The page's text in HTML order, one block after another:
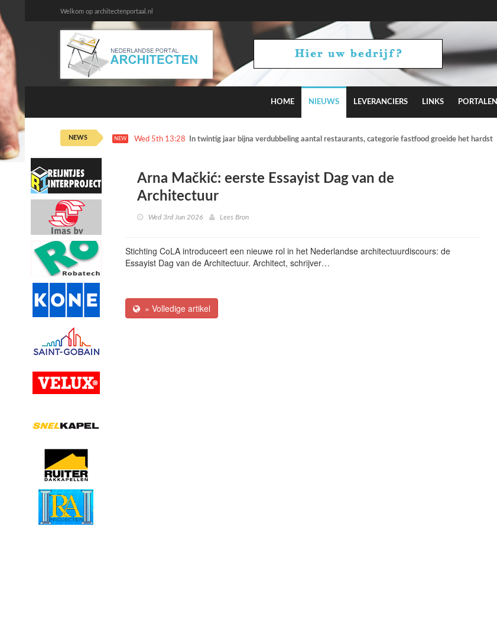
Welkom op architectenportaal.nl
HOME NIEUWS LEVERANCIERS LINKS PORTALEN
NEWS NEW Wed 5th 13:28 In twintig jaar bijna verdubbeling aantal restaurants, categorie fastfood groeide het hardst
Arna Mačkić: eerste Essayist Dag van de
Architectuur
Wed 3rd Jun 2026 Lees Bron
Stichting CoLA introduceert een nieuwe rol in het Nederlandse architectuurdiscours: de
Essayist Dag van de Architectuur. Architect, schrijver…
» Volledige artikel